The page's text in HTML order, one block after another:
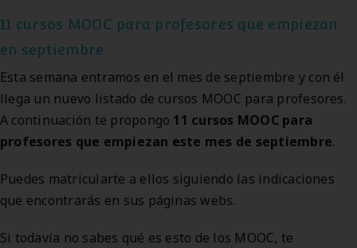
11 cursos MOOC para profesores que empiezan
en septiembre
Esta semana entramos en el mes de septiembre y con él
llega un nuevo listado de cursos MOOC para profesores.
A continuación te propongo 11 cursos MOOC para
profesores que empiezan este mes de septiembre.
Puedes matricularte a ellos siguiendo las indicaciones
que encontrarás en sus páginas webs.
Si todavía no sabes qué es esto de los MOOC, te